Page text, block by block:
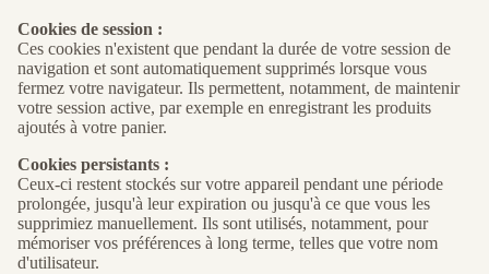
Cookies de session :
Ces cookies n'existent que pendant la durée de votre session de
navigation et sont automatiquement supprimés lorsque vous
fermez votre navigateur. Ils permettent, notamment, de maintenir
votre session active, par exemple en enregistrant les produits
ajoutés à votre panier.
Cookies persistants :
Ceux-ci restent stockés sur votre appareil pendant une période
prolongée, jusqu'à leur expiration ou jusqu'à ce que vous les
supprimiez manuellement. Ils sont utilisés, notamment, pour
mémoriser vos préférences à long terme, telles que votre nom
d'utilisateur.